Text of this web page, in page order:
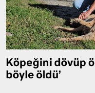
Köpeğini dövüp
böyle öldü’